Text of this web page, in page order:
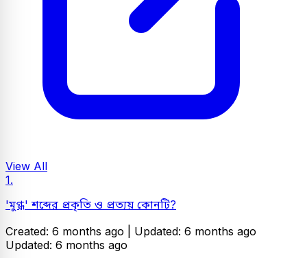
View All
1.
'মুগ্ধ' শব্দের প্রকৃতি ও প্রত্যয় কোনটি?
Created: 6 months ago | Updated: 6 months ago
Updated: 6 months ago